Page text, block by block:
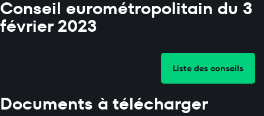
Conseil eurométropolitain du 3
février 2023
Liste des conseils
Documents à télécharger